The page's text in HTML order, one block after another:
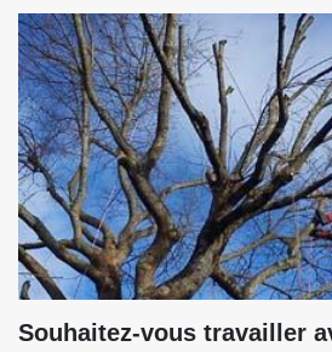
Souhaitez-vous travailler